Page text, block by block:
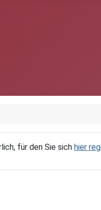
für den Sie sich hier